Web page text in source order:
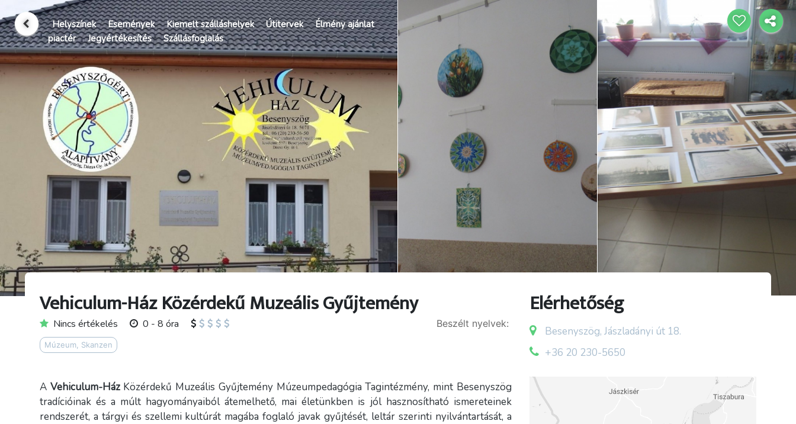
Helyszínek Események Kiemelt szálláshelyek Útitervek
Élmény ajánlat
piactér
Jegyértékesítés Szállásfoglalás
Vehiculum-Ház Közérdekű Muzeális Gyűjtemény
Nincs értékelés 0 - 8 óra Beszélt nyelvek:
Múzeum, Skanzen
A Vehiculum-HázKözérdekű Muzeális Gyűjtemény Múzeumpedagógia Tagintézmény, mint Besenyszög
tradícióinak és a múlt hagyományaiból átemelhető, mai életünkben is jól hasznosítható ismereteinek
rendszerét, a tárgyi és szellemi kultúrát magába foglaló javak gyűjtését, leltár szerinti nyilvántartását, a
Elérhetőség
Besenyszög, Jászladányi út 18.
+36 20 230-5650